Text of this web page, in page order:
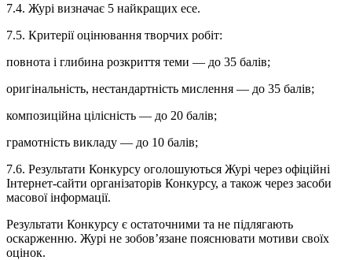
7.4. Журі визначає 5 найкращих есе.
7.5. Критерії оцінювання творчих робіт:
повнота і глибина розкриття теми — до 35 балів;
оригінальність, нестандартність мислення — до 35 балів;
композиційна цілісність — до 20 балів;
грамотність викладу — до 10 балів;
7.6. Результати Конкурсу оголошуються Журі через офіційні
Інтернет-сайти організаторів Конкурсу, а також через засоби
масової інформації.
Результати Конкурсу є остаточними та не підлягають
оскарженню. Журі не зобов’язане пояснювати мотиви своїх
оцінок.